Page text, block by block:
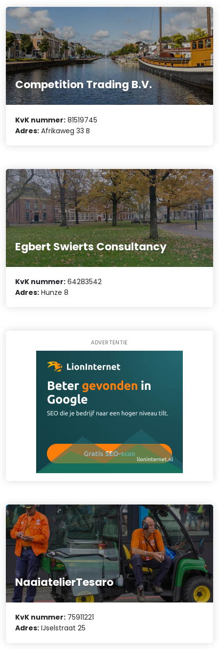
Competition Trading B.V.
KvK nummer: 81519745
Adres: Afrikaweg 33 B
Egbert Swierts Consultancy
KvK nummer: 64283542
Adres: Hunze 8
ADVERTENTIE
NaaiatelierTesaro
KvK nummer: 75911221
Adres: IJselstraat 25